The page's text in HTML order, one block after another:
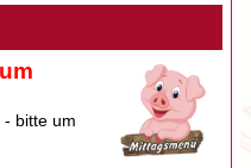
- bitte um